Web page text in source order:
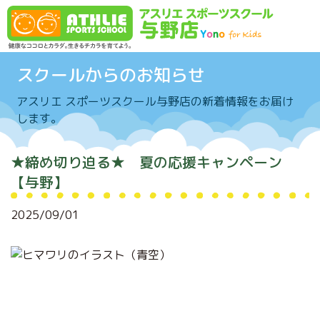
Skip to content
スクールからのお知らせ
アスリエ スポーツスクール与野店の新着情報をお届け
します。
★締め切り迫る★ 夏の応援キャンペーン
【与野】
2025/09/01